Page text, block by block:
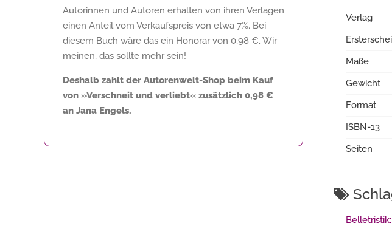
Autorinnen und Autoren erhalten von ihren Verlagen
einen Anteil vom Verkaufspreis von etwa 7%. Bei
diesem Buch wäre das ein Honorar von 0,98 €. Wir
meinen, das sollte mehr sein!
Deshalb zahlt der Autorenwelt-Shop beim Kauf
von »Verschneit und verliebt« zusätzlich 0,98 €
an Jana Engels.
Verlag
Maße
Gewicht
Format
ISBN-13
Seiten